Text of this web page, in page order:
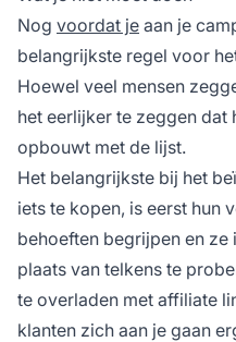
Nog voordat je aan je
belangrijkste regel voor
Hoewel veel mensen
het eerlijker te zeggen dat
opbouwt met de lijst.
Het belangrijkste bij het
iets te kopen, is eerst hun
behoeften begrijpen en
plaats van telkens te
te overladen met affiliate
klanten zich aan je gaan